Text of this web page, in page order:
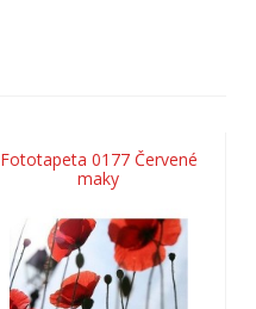
Fototapeta 0177 Červené
maky